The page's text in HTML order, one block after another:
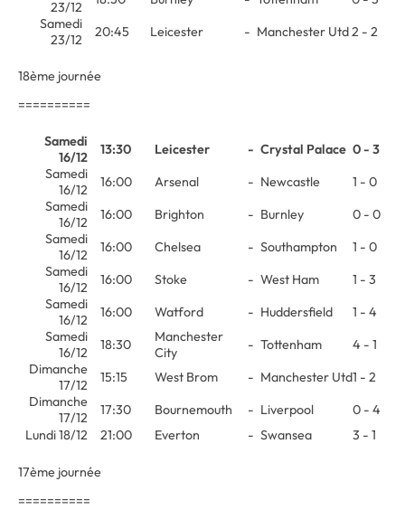
23/12
Samedi
23/12
20:45 Leicester - Manchester Utd2 - 2
18ème journée
==========
Samedi
16/12
13:30 Leicester - Crystal Palace 0 - 3
Samedi
16/12
16:00 Arsenal - Newcastle
1 - 0
Samedi
16/12
16:00 Brighton - Burnley
0 - 0
Samedi
16/12
16:00 Chelsea - Southampton
1 - 0
Samedi
16/12
16:00 Stoke - West Ham
1 - 3
Samedi
16/12
16:00 Watford - Huddersfield
1 - 4
Samedi
16/12
18:30
Manchester
City
- Tottenham
4 - 1
Dimanche
17/12
15:15 West Brom - Manchester Utd1 - 2
Dimanche
17/12
17:30 Bournemouth - Liverpool
0 - 4
Lundi 18/12
21:00 Everton - Swansea 3 - 1
17ème journée
==========